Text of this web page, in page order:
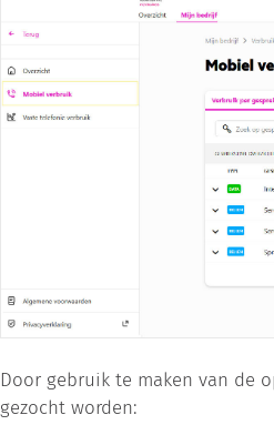
Door gebruik te maken van de
gezocht worden: